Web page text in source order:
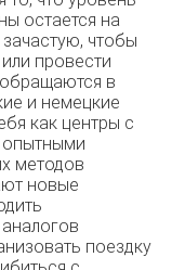
остается на
чтобы
провести
в
и немецкие
как центры с
методов
новые
поездку